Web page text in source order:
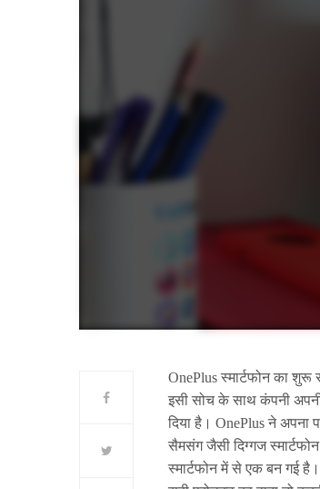
OnePlus स्मार्टफोन का शुरू
इसी सोच के साथ कंपनी
दिया है। OnePlus ने अपना
सैमसंग जैसी दिग्गज
स्मार्टफोन में से एक बन गई